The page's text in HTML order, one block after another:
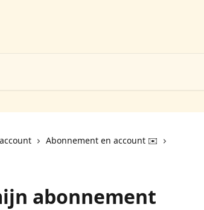
Abonnement en account ✉️
abonnement